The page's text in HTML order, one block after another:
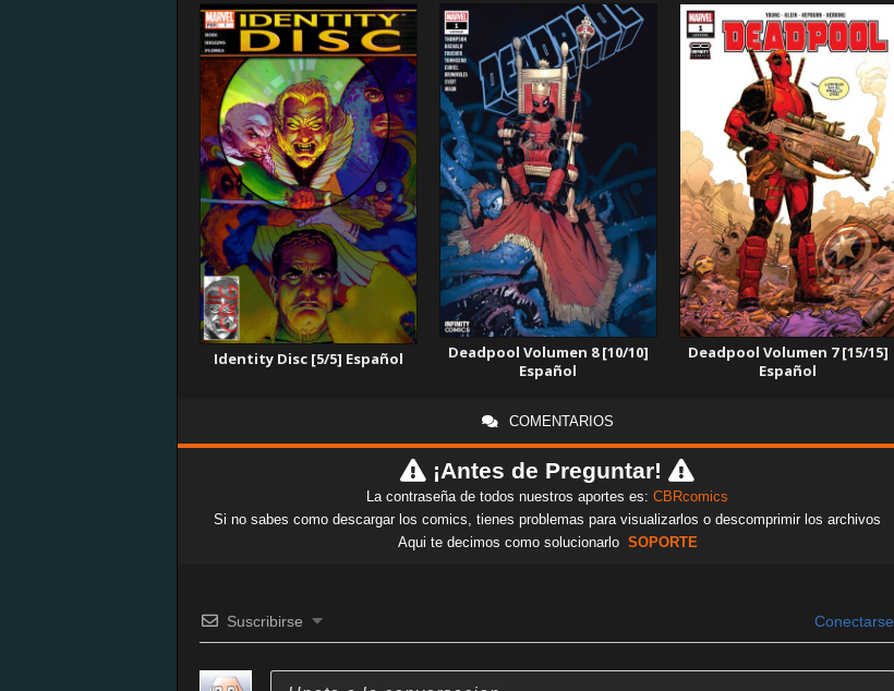
Identity Disc [5/5] Español
Deadpool Volumen 8 [10/10]
Español
Deadpool Volumen 7 [15/15]
Español
COMENTARIOS
¡Antes de Preguntar!
La contraseña de todos nuestros aportes es: CBRcomics
Si no sabes como descargar los comics, tienes problemas para visualizarlos o descomprimir los archivos
Aqui te decimos como solucionarlo SOPORTE
Suscribirse Conectarse